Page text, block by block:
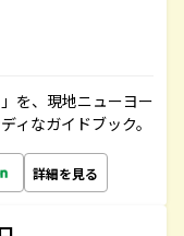
を、現地ニューヨー
なガイドブック。
詳細を見る